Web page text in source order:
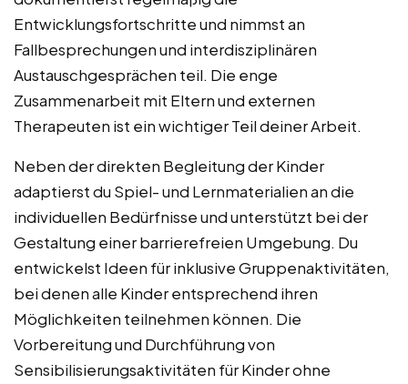
Entwicklungsfortschritte und nimmst an
Fallbesprechungen und interdisziplinären
Austauschgesprächen teil. Die enge
Zusammenarbeit mit Eltern und externen
Therapeuten ist ein wichtiger Teil deiner Arbeit.
Neben der direkten Begleitung der Kinder
adaptierst du Spiel- und Lernmaterialien an die
individuellen Bedürfnisse und unterstützt bei der
Gestaltung einer barrierefreien Umgebung. Du
entwickelst Ideen für inklusive Gruppenaktivitäten,
bei denen alle Kinder entsprechend ihren
Möglichkeiten teilnehmen können. Die
Vorbereitung und Durchführung von
Sensibilisierungsaktivitäten für Kinder ohne